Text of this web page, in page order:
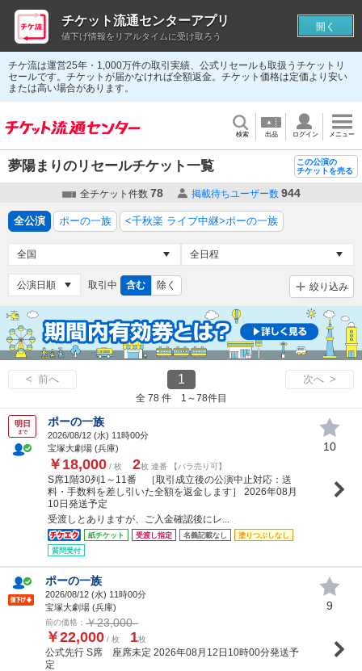
チケ流は運営25年・1,000万件の取引実績、公式リセールも取扱うチケットリ
セールです。チケットが届かなければ全額返金。チケット価格は定価より安い
または高い場合があります。
検索 出品 ログイン メニュー
夢陽まりのリセールチケット一覧
この公演の
チケットを売る
全チケット件数 78 掲載待ちユーザー数 944
全公演 ポーの一族 <千秋楽 ライブ中継>ポーの一族
取引中 含む 除く 絞り込み
< 前へ 1 次へ >
全 78 件 1～78件目
明日
まで
ポーの一族
2026/08/12 (水) 11時00分
宝塚大劇場 (兵庫)
￥18,000 / 枚 2枚 連番 【バラ売り可】
S席1階30列1～11番 ［取引成立後の公演中止対応：送
料・手数料を差し引いた全額を返金します］ 2026年08月
10日発送予定
受渡しとありますが、ご入金確認後にレ...
紙チケット 受渡し指定 名義記載なし
塗りつぶしなし
質問受付
10
ポーの一族
2026/08/12 (水) 11時00分
宝塚大劇場 (兵庫)
前の価格： ￥23,000
￥22,000 / 枚 1枚
公式先行 S席 座席未定 2026年08月12日10時00分発送予
定
9
チケット流通センターアプリ
値下げ情報をリアルタイムに受け取ろう
開く